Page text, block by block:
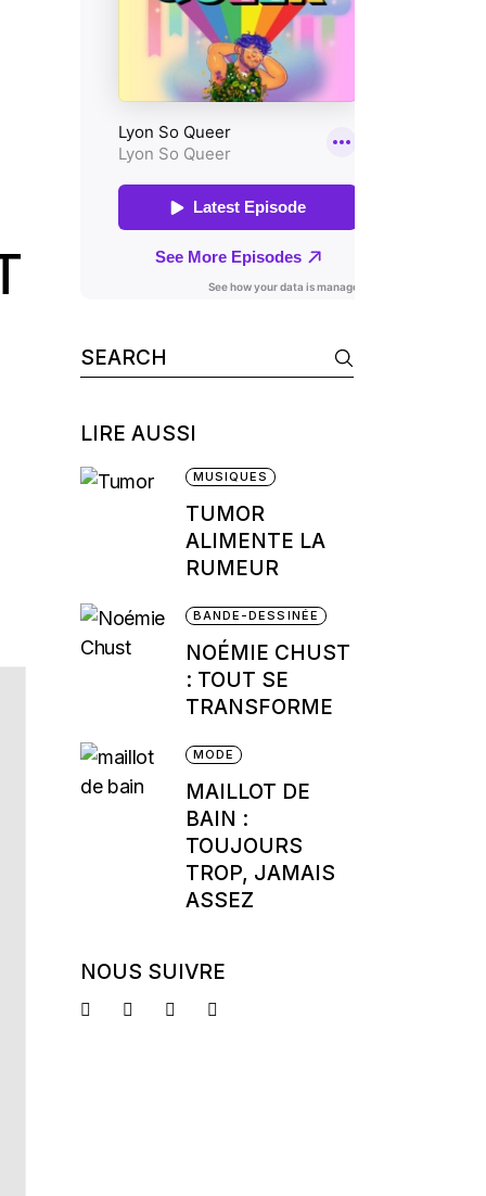
Search
for:
LIRE AUSSI
MUSIQUES
TUMOR
ALIMENTE LA
RUMEUR
BANDE-DESSINÉE
NOÉMIE CHUST
: TOUT SE
TRANSFORME
MODE
MAILLOT DE
BAIN :
TOUJOURS
TROP, JAMAIS
ASSEZ
NOUS SUIVRE